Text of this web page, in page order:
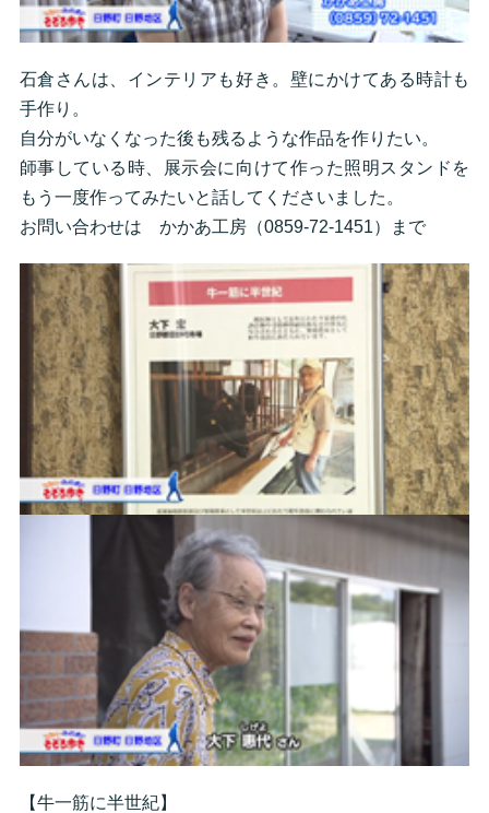
石倉さんは、インテリアも好き。壁にかけてある時計も
手作り。
自分がいなくなった後も残るような作品を作りたい。
師事している時、展示会に向けて作った照明スタンドを
もう一度作ってみたいと話してくださいました。
お問い合わせは かかあ工房（0859-72-1451）まで
【牛一筋に半世紀】